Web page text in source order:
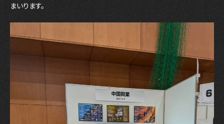
まいります。